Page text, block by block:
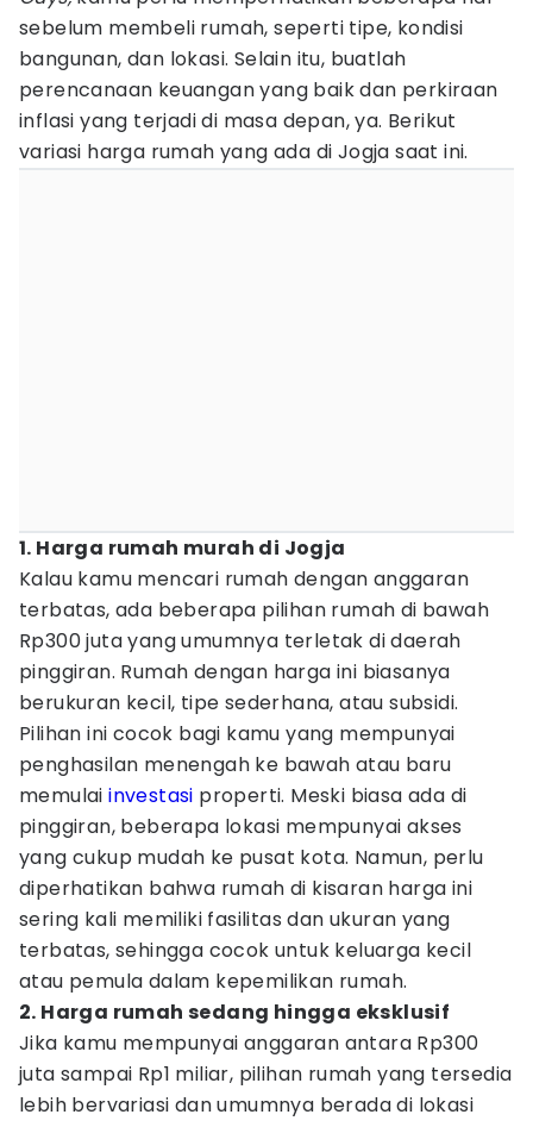
sebelum membeli rumah, seperti tipe, kondisi
bangunan, dan lokasi. Selain itu, buatlah
perencanaan keuangan yang baik dan perkiraan
inflasi yang terjadi di masa depan, ya. Berikut
variasi harga rumah yang ada di Jogja saat ini.
1. Harga rumah murah di Jogja
Kalau kamu mencari rumah dengan anggaran
terbatas, ada beberapa pilihan rumah di bawah
Rp300 juta yang umumnya terletak di daerah
pinggiran. Rumah dengan harga ini biasanya
berukuran kecil, tipe sederhana, atau subsidi.
Pilihan ini cocok bagi kamu yang mempunyai
penghasilan menengah ke bawah atau baru
memulaiinvestasi properti. Meski biasa ada di
pinggiran, beberapa lokasi mempunyai akses
yang cukup mudah ke pusat kota. Namun, perlu
diperhatikan bahwa rumah di kisaran harga ini
sering kali memiliki fasilitas dan ukuran yang
terbatas, sehingga cocok untuk keluarga kecil
atau pemula dalam kepemilikan rumah.
2. Harga rumah sedang hingga eksklusif
Jika kamu mempunyai anggaran antara Rp300
juta sampai Rp1 miliar, pilihan rumah yang tersedia
lebih bervariasi dan umumnya berada di lokasi